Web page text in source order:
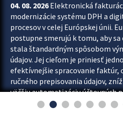
04. 08. 2026Elektronická
modernizácie systému DPH a
procesov v celej Európskej únii.
postupne smerujú k tomu, aby
stala štandardným spôsobom
údajov. Jej cieľom je priniesť
efektívnejšie spracovanie
ručného prepisovania údajov,
väčšiu automatizáciu účtovných
fakturácia preto nepredstavuje...